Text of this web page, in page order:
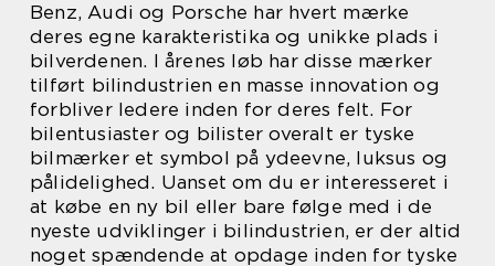
Benz, Audi og Porsche har hvert mærke
deres egne karakteristika og unikke plads i
bilverdenen. I årenes løb har disse mærker
tilført bilindustrien en masse innovation og
forbliver ledere inden for deres felt. For
bilentusiaster og bilister overalt er tyske
bilmærker et symbol på ydeevne, luksus og
pålidelighed. Uanset om du er interesseret i
at købe en ny bil eller bare følge med i de
nyeste udviklinger i bilindustrien, er der altid
noget spændende at opdage inden for tyske